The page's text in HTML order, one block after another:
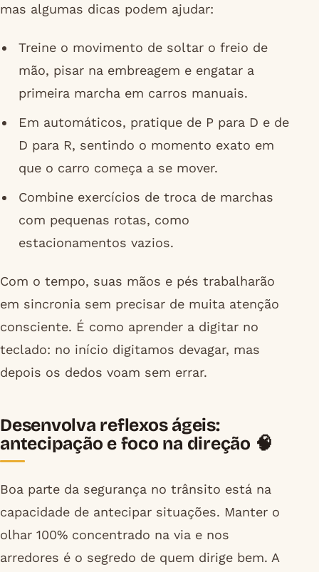
mas algumas dicas podem ajudar:
Treine o movimento de soltar o freio de
mão, pisar na embreagem e engatar a
primeira marcha em carros manuais.
Em automáticos, pratique de P para D e de
D para R, sentindo o momento exato em
que o carro começa a se mover.
Combine exercícios de troca de marchas
com pequenas rotas, como
estacionamentos vazios.
Com o tempo, suas mãos e pés trabalharão
em sincronia sem precisar de muita atenção
consciente. É como aprender a digitar no
teclado: no início digitamos devagar, mas
depois os dedos voam sem errar.
Desenvolva reflexos ágeis:
antecipação e foco na direção 🧠
Boa parte da segurança no trânsito está na
capacidade de antecipar situações. Manter o
olhar 100% concentrado na via e nos
arredores é o segredo de quem dirige bem. A